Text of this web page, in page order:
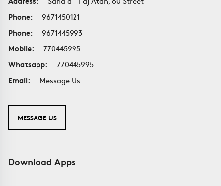
Phone:
9671450121
Phone:
9671445993
Mobile:
770445995
Whatsapp:
770445995
Email:
Message Us
MESSAGE US
Download Apps